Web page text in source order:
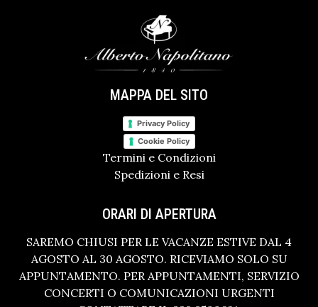
MAPPA DEL SITO
Privacy Policy
Cookie Policy
Termini e Condizioni
Spedizioni e Resi
ORARI DI APERTURA
SAREMO CHIUSI PER LE VACANZE ESTIVE DAL 4
AGOSTO AL 30 AGOSTO. RICEVIAMO SOLO SU
APPUNTAMENTO. PER APPUNTAMENTI, SERVIZIO
CONCERTI O COMUNICAZIONI URGENTI